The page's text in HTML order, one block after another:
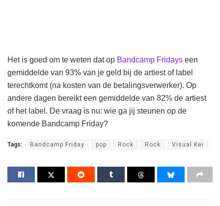
Het is goed om te weten dat op Bandcamp Fridays een
gemiddelde van 93% van je geld bij de artiest of label
terechtkomt (na kosten van de betalingsverwerker). Op
andere dagen bereikt een gemiddelde van 82% de artiest
of het label. De vraag is nu: wie ga jij steunen op de
komende Bandcamp Friday?
Tags: Bandcamp Friday pop Rock Rock Visual Kei